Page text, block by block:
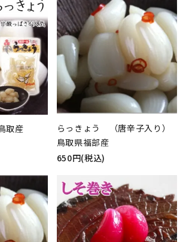
取産
らっきょう （唐辛子入り）
鳥取県福部産
650円(税込)